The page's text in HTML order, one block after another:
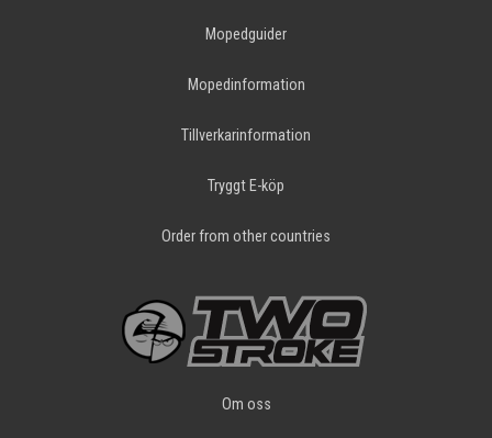
Mopedguider
Mopedinformation
Tillverkarinformation
Tryggt E-köp
Order from other countries
Om oss